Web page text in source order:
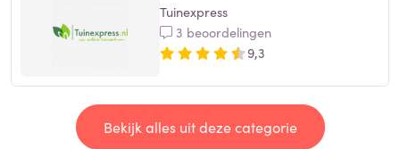
Tuinexpress
3 beoordelingen
9,3
Bekijk alles uit deze categorie